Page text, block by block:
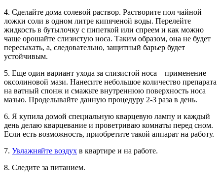
4. Сделайте дома солевой раствор. Растворите пол чайной
ложки соли в одном литре кипяченой воды. Перелейте
жидкость в бутылочку с пипеткой или спреем и как можно
чаще орошайте слизистую носа. Таким образом, она не будет
пересыхать, а, следовательно, защитный барьер будет
устойчивым.
5. Еще один вариант ухода за слизистой носа – применение
оксолиновой мази. Нанесите небольшое количество препарата
на ватный спонж и смажьте внутреннюю поверхность носа
мазью. Проделывайте данную процедуру 2-3 раза в день.
6. Я купила домой специальную кварцевую лампу и каждый
день делаю кварцевание и проветриваю комнаты перед сном.
Если есть возможность, приобретите такой аппарат на работу.
7. Увлажняйте воздух в квартире и на работе.
8. Следите за питанием.